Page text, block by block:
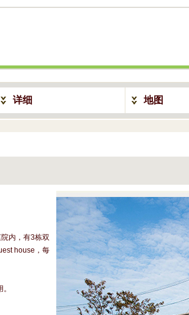
详细 地图
内，有3栋双
house，每